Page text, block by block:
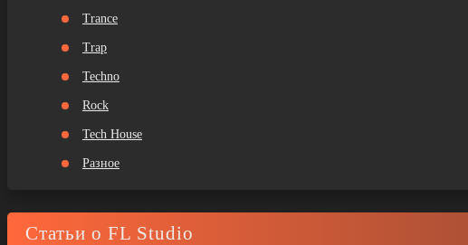
Trance
Trap
Techno
Rock
Tech House
Разное
Статьи о FL Studio